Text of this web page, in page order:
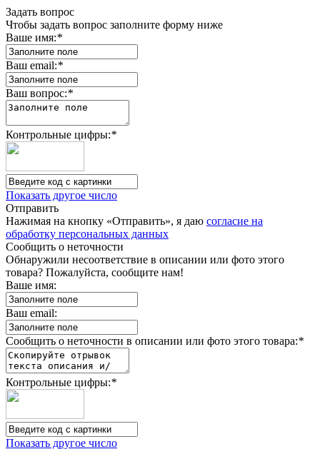
Задать вопрос
Чтобы задать вопрос заполните форму ниже
Ваше имя:*
Ваш email:*
Ваш вопрос:*
Контрольные цифры:*
Показать другое число
Отправить
Нажимая на кнопку «Отправить», я даю согласие на
обработку персональных данных
Сообщить о неточности
Обнаружили несоответствие в описании или фото этого
товара? Пожалуйста, сообщите нам!
Ваше имя:
Ваш email:
Сообщить о неточности в описании или фото этого товара:*
Контрольные цифры:*
Показать другое число